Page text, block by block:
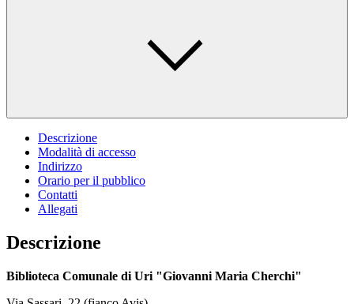
Descrizione
Modalità di accesso
Indirizzo
Orario per il pubblico
Contatti
Allegati
Descrizione
Biblioteca Comunale di Uri "Giovanni Maria Cherchi"